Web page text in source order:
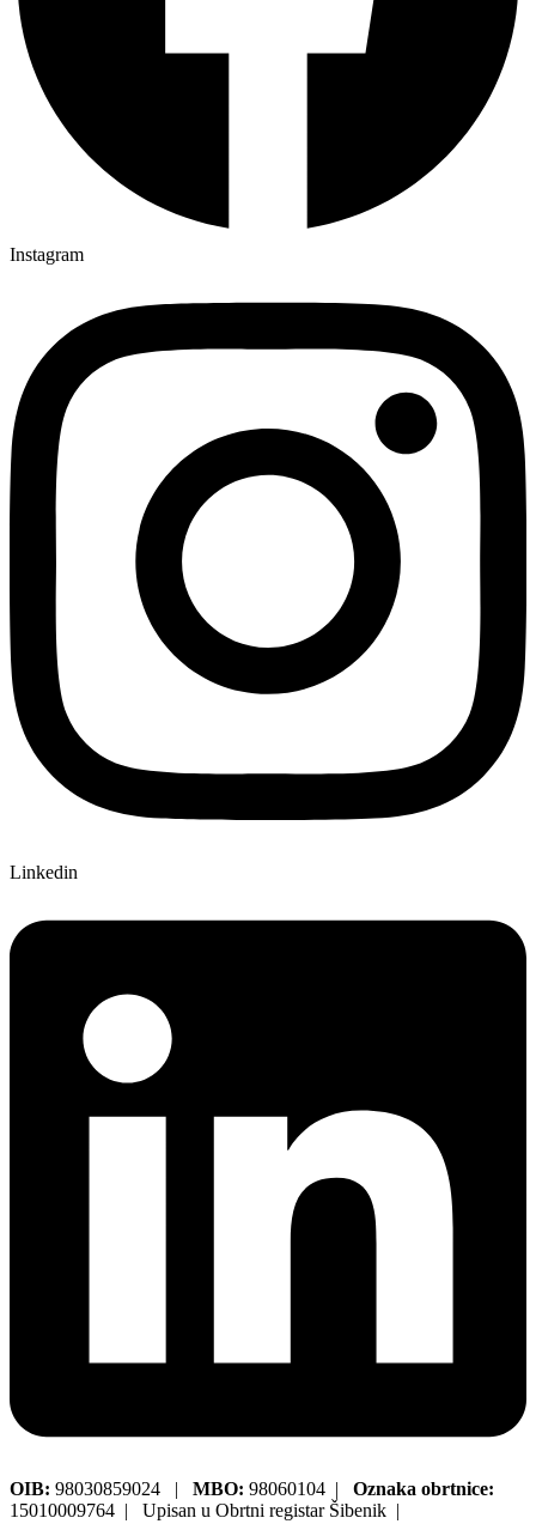
Instagram
Linkedin
OIB: 98030859024 | MBO: 98060104 | Oznaka obrtnice:
15010009764 | Upisan u Obrtni registar Šibenik |